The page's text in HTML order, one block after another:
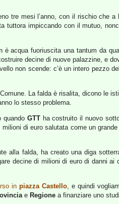
tre mesi l’anno, con il rischio che a
impiccando con il mutuo,
acqua fuoriuscita una tantum da
decine di nuove palazzine, e
non scende: c’è un intero pezzo
La falda è risalita, dicono le
lo stesso problema.
quando GTTha costruito il nuovo
di euro salutata come un
alla falda, ha creato una diga
decine di milioni di euro di danni ai
inpiazza Castello, e quindi
e Regione a finanziare uno